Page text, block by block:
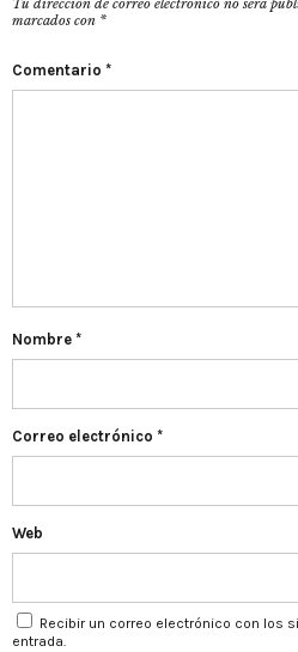
Tu dirección de correo electrónico no será
marcados con *
Comentario *
Nombre *
Correo electrónico *
Web
Recibir un correo electrónico con los
entrada.